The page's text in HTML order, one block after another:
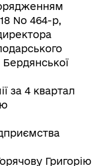
No 464-р,
за 4 квартал
Григорію